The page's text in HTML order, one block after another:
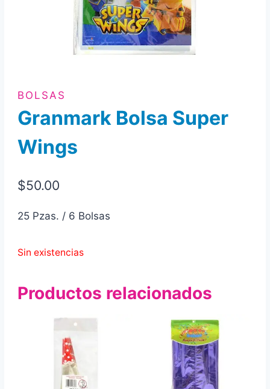
BOLSAS
Granmark Bolsa Super
Wings
$50.00
25 Pzas. / 6 Bolsas
Sin existencias
Productos relacionados